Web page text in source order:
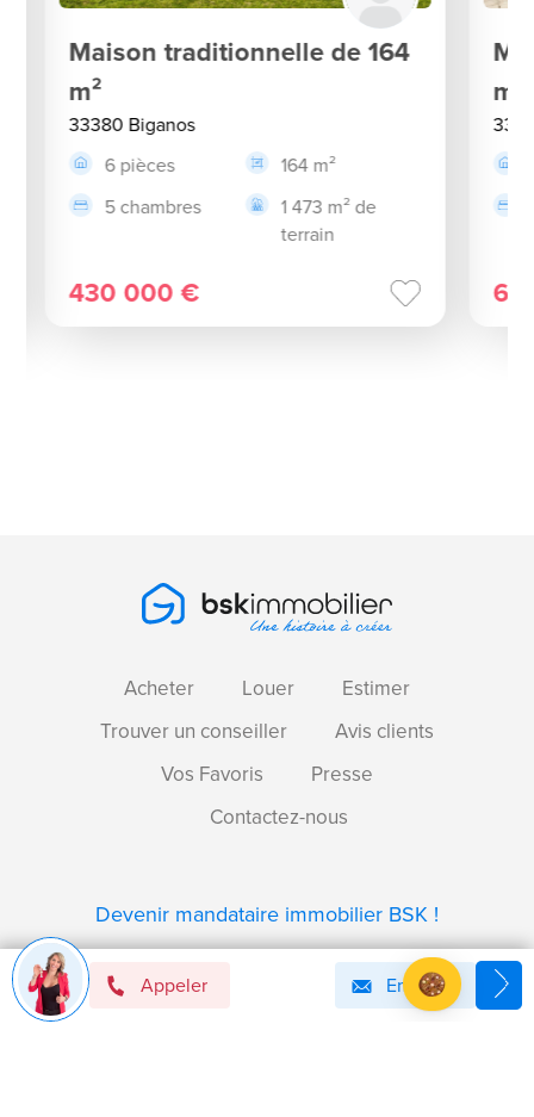
Appeler Email
Maison traditionnelle de 164
m²
33380 Biganos
6 pièces
164 m²
5 chambres
1 473 m² de
terrain
430 000 €
m²
Acheter Louer
Estimer
Trouver un conseiller
Avis clients
Vos Favoris
Presse
Contactez-nous
Devenir mandataire immobilier BSK !